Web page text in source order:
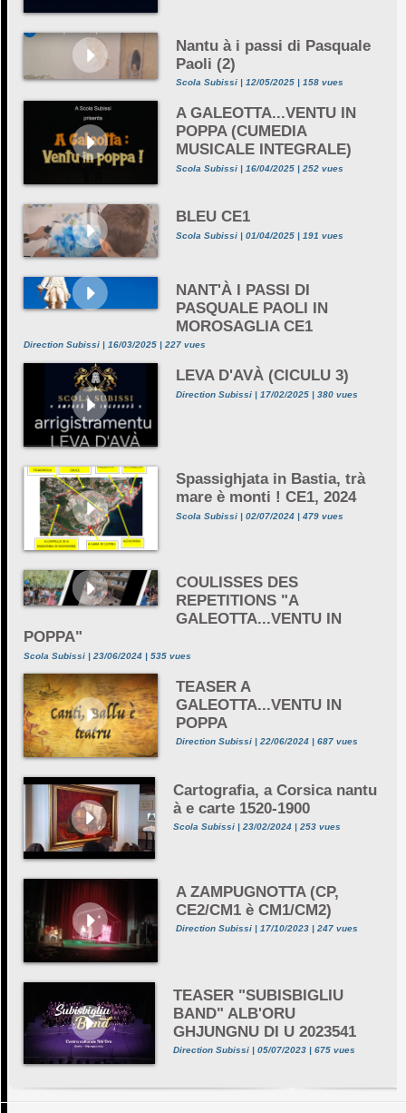
Nantu à i passi di Pasquale
Paoli (2)
Scola Subissi | 12/05/2025 | 158 vues
A GALEOTTA...VENTU IN
POPPA (CUMEDIA
MUSICALE INTEGRALE)
Scola Subissi | 16/04/2025 | 252 vues
BLEU CE1
Scola Subissi | 01/04/2025 | 191 vues
NANT'À I PASSI DI
PASQUALE PAOLI IN
MOROSAGLIA CE1
Direction Subissi | 16/03/2025 | 227 vues
LEVA D'AVÀ (CICULU 3)
Direction Subissi | 17/02/2025 | 380 vues
Spassighjata in Bastia, trà
mare è monti ! CE1, 2024
Scola Subissi | 02/07/2024 | 479 vues
COULISSES DES
REPETITIONS "A
GALEOTTA...VENTU IN
POPPA"
Scola Subissi | 23/06/2024 | 535 vues
TEASER A
GALEOTTA...VENTU IN
POPPA
Direction Subissi | 22/06/2024 | 687 vues
Cartografia, a Corsica nantu
à e carte 1520-1900
Scola Subissi | 23/02/2024 | 253 vues
A ZAMPUGNOTTA (CP,
CE2/CM1 è CM1/CM2)
Direction Subissi | 17/10/2023 | 247 vues
TEASER "SUBISBIGLIU
BAND" ALB'ORU
GHJUNGNU DI U 2023541
Direction Subissi | 05/07/2023 | 675 vues